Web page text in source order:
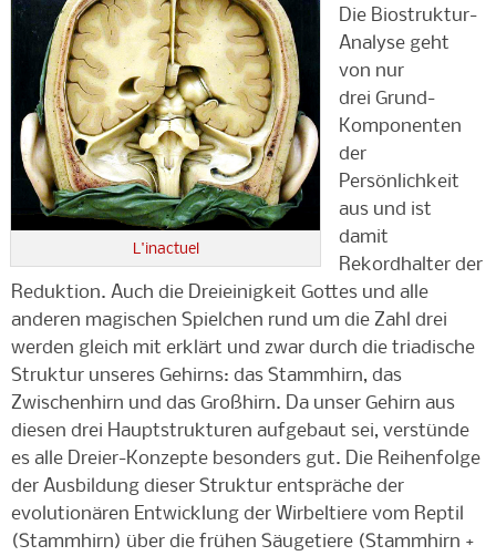
L'inactuel
Die Biostruktur-
Analyse geht
von nur
drei Grund-
Komponenten
der
Persönlichkeit
aus und ist
damit
Rekordhalter der
Reduktion. Auch die Dreieinigkeit Gottes und alle
anderen magischen Spielchen rund um die Zahl drei
werden gleich mit erklärt und zwar durch die triadische
Struktur unseres Gehirns: das Stammhirn, das
Zwischenhirn und das Großhirn. Da unser Gehirn aus
diesen drei Hauptstrukturen aufgebaut sei, verstünde
es alle Dreier-Konzepte besonders gut. Die Reihenfolge
der Ausbildung dieser Struktur entspräche der
evolutionären Entwicklung der Wirbeltiere vom Reptil
(Stammhirn) über die frühen Säugetiere (Stammhirn +